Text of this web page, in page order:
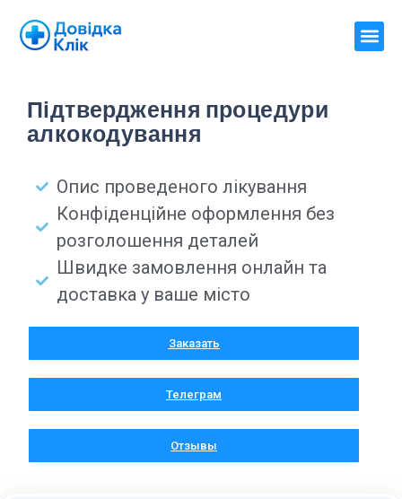
Підтвердження процедури
алкокодування
Опис проведеного лікування
Конфіденційне оформлення без
розголошення деталей
Швидке замовлення онлайн та
доставка у ваше місто
Заказать
Телеграм
Отзывы